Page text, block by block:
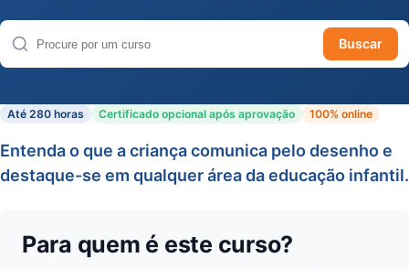
Buscar cursos
Buscar
Até 280 horas Certificado opcional após aprovação 100% online
Entenda o que a criança comunica pelo desenho e
destaque-se em qualquer área da educação infantil.
Para quem é este curso?